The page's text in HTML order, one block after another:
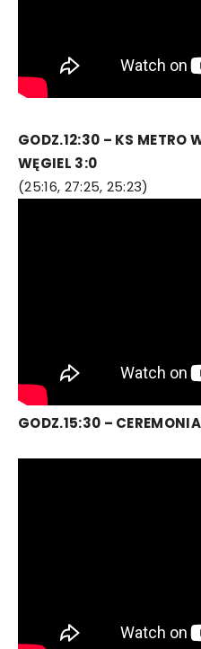
GODZ.12:30 – KS METRO
WĘGIEL 3:0
(25:16, 27:25, 25:23)
GODZ.15:30 –